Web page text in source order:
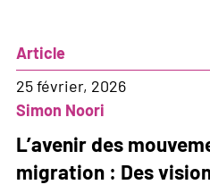
précariser
requérantes
d’asile
Article
25 février, 2026
Simon Noori
L’avenir des
migration : Des